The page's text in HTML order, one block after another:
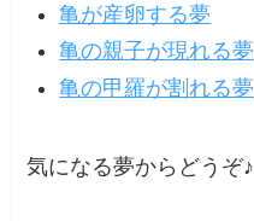
亀が産卵する夢
亀の親子が現れる夢
亀の甲羅が割れる夢
気になる夢からどうぞ♪